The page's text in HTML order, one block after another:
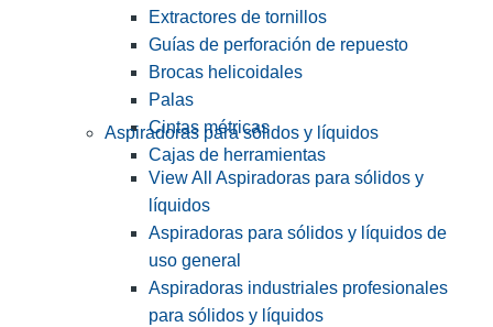
Extractores de tornillos
Guías de perforación de repuesto
Brocas helicoidales
Palas
Cintas métricas
Cajas de herramientas
Aspiradoras para sólidos y líquidos
View All Aspiradoras para sólidos y
líquidos
Aspiradoras para sólidos y líquidos de
uso general
Aspiradoras industriales profesionales
para sólidos y líquidos